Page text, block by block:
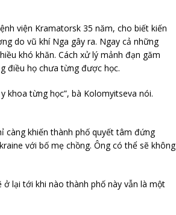
viện Kramatorsk 35 năm, cho biết kiến
do vũ khí Nga gây ra. Ngay cả những
khó khăn. Cách xử lý mảnh đạn găm
điều họ chưa từng được học.
khoa từng học”, bà Kolomyitseva nói.
càng khiến thành phố quyết tâm đứng
với bố mẹ chồng. Ông có thể sẽ không
lại tới khi nào thành phố này vẫn là một